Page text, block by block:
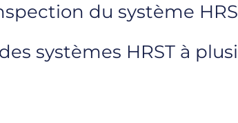
du système
systèmes HRST à